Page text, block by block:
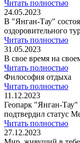
Читать полностью
24.05.2023
В "Янган-Тау"
оздоровительного
Читать полностью
31.05.2023
В свое время на
Читать полностью
Философия отдыха
Читать полностью
11.12.2023
Геопарк "Янган-
подтвердил статус
Читать полностью
27.12.2023